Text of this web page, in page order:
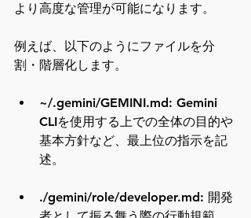
より高度な管理が可能になります。
例えば、以下のようにファイルを分
割・階層化します。
~/.gemini/GEMINI.md: Gemini
CLIを使用する上での全体の目的や
基本方針など、最上位の指示を記
述。
./gemini/role/developer.md: 開発